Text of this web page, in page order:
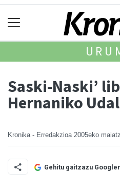
Saski-Naski’
Hernaniko
Kronika - Erredakzioa 2005eko
Gehitu gaitzazu